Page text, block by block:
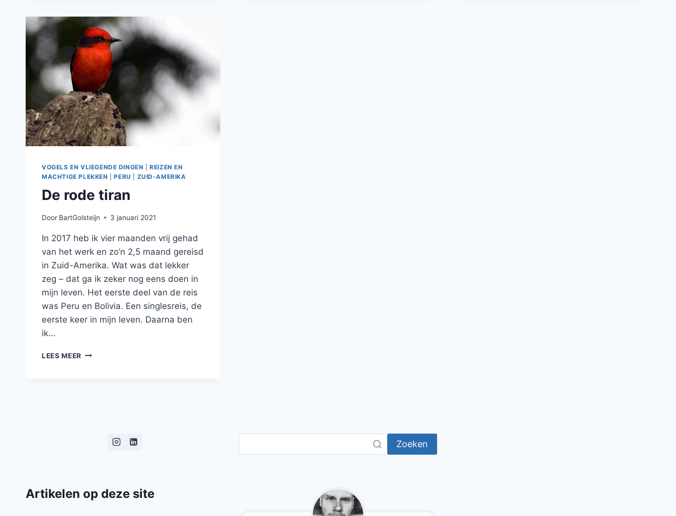
ZON
EN
HAGEL
EN
DE
BLAUWBORST!
VOGELS EN VLIEGENDE DINGEN |REIZEN EN
MACHTIGE PLEKKEN
|PERU ZUID-AMERIKA
De rode tiran
Door BartGolsteijn 3 januari 2021
In 2017 heb ik vier maanden vrij gehad
van het werk en zo’n 2,5 maand gereisd
in Zuid-Amerika. Wat was dat lekker
zeg – dat ga ik zeker nog eens doen in
mijn leven. Het eerste deel van de reis
was Peru en Bolivia. Een singlesreis, de
eerste keer in mijn leven. Daarna ben
ik…
LEES MEER DE
Zoeken
Artikelen op deze site